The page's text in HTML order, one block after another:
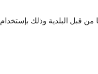
قبل البلدية وذلك بإستخدام